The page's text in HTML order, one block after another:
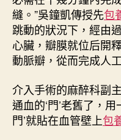
縫。”吳鐘凱傳授先包
跳動的狀況下，經由
心臟，瓣膜就位后開
動脈瓣，從而完成人
介入手術的麻醉科副
通血的‘門’老舊了，用
門’就貼在血管壁上包